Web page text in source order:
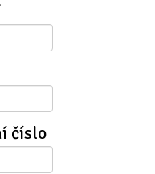
číslo